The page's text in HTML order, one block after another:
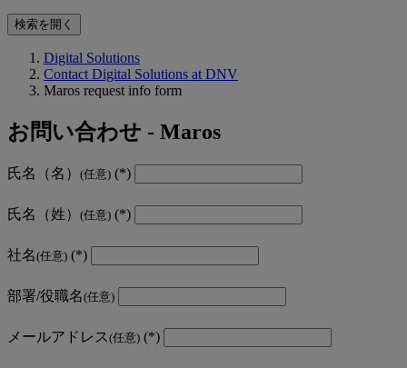
検索を開く
Digital Solutions
Contact Digital Solutions at DNV
Maros request info form
お問い合わせ - Maros
氏名（名） (任意)
氏名（姓） (任意)
社名(任意)
部署/役職名(任意)
メールアドレス (任意)